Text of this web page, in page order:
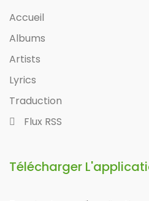
Accueil
Albums
Artists
Lyrics
Traduction
Flux RSS
Télécharger